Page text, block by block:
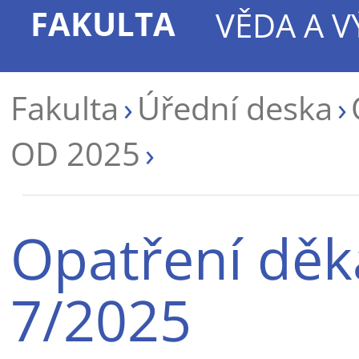
FAKULTA
VĚDA A
Fakulta Úřední deska
OD 2025
Opatření
7/2025